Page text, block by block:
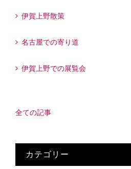
伊賀上野散策
名古屋での寄り道
伊賀上野での展覧会
全ての記事
カテゴリー